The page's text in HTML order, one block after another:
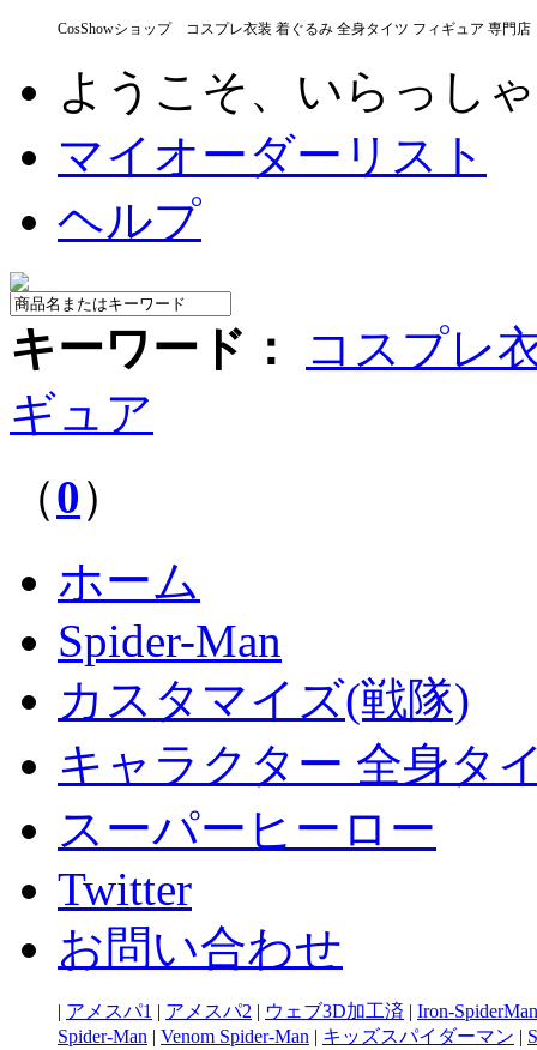
CosShowショップ コスプレ衣装 着ぐるみ 全身タイツ フィギュア 専門店
ようこそ、いらっし
マイオーダーリスト
ヘルプ
キーワード：
コスプレ
ギュア
（0）
ホーム
Spider-Man
カスタマイズ(戦隊)
キャラクター 全身タ
スーパーヒーロー
Twitter
お問い合わせ
| アメスパ1 | アメスパ2 | ウェブ3D加工済 | Iron-SpiderMan
Spider-Man | Venom Spider-Man | キッズスパイダーマン |